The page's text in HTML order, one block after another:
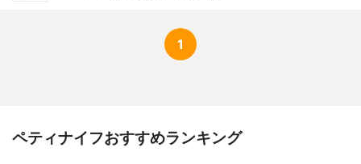
1
ペティナイフおすすめランキング